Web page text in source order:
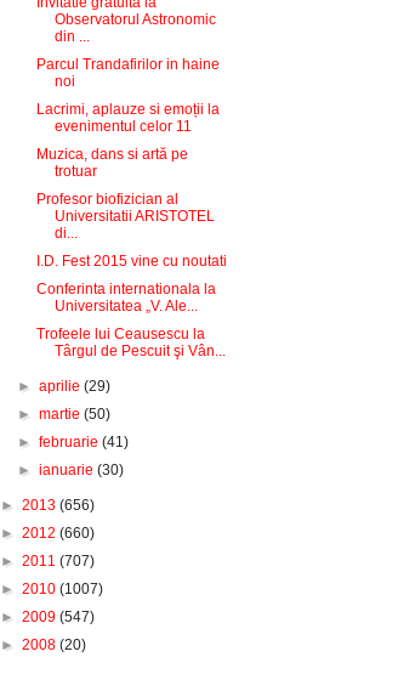
Observatorul Astronomic
din ...
Parcul Trandafirilor in haine
noi
Lacrimi, aplauze si emoții la
evenimentul celor 11
Muzica, dans si artă pe
trotuar
Profesor biofizician al
Universitatii ARISTOTEL
di...
I.D. Fest 2015 vine cu noutati
Conferinta internationala la
Universitatea „V. Ale...
Trofeele lui Ceausescu la
Târgul de Pescuit şi Vân...
►aprilie(29)
►martie(50)
►februarie(41)
►ianuarie(30)
► 2013 (656)
► 2012 (660)
► 2011 (707)
► 2010 (1007)
► 2009 (547)
► 2008 (20)